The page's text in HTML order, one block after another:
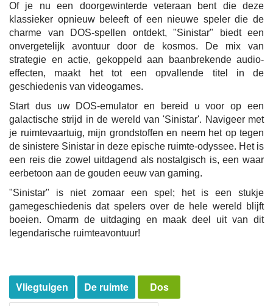
Of je nu een doorgewinterde veteraan bent die deze
klassieker opnieuw beleeft of een nieuwe speler die de
charme van DOS-spellen ontdekt, "Sinistar" biedt een
onvergetelijk avontuur door de kosmos. De mix van
strategie en actie, gekoppeld aan baanbrekende audio-
effecten, maakt het tot een opvallende titel in de
geschiedenis van videogames.
Start dus uw DOS-emulator en bereid u voor op een
galactische strijd in de wereld van 'Sinistar'. Navigeer met
je ruimtevaartuig, mijn grondstoffen en neem het op tegen
de sinistere Sinistar in deze epische ruimte-odyssee. Het is
een reis die zowel uitdagend als nostalgisch is, een waar
eerbetoon aan de gouden eeuw van gaming.
"Sinistar" is niet zomaar een spel; het is een stukje
gamegeschiedenis dat spelers over de hele wereld blijft
boeien. Omarm de uitdaging en maak deel uit van dit
legendarische ruimteavontuur!
Vliegtuigen De ruimte
Dos